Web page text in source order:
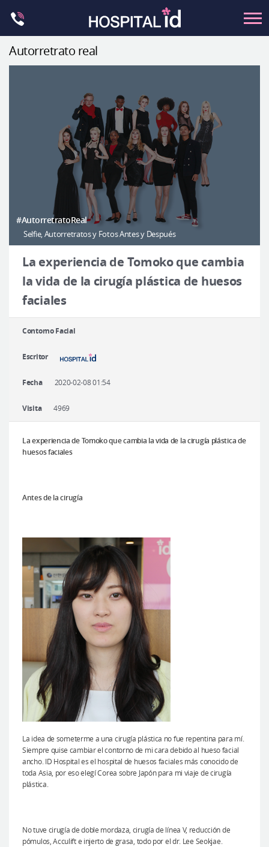
content
Anti-envejecimiento
Contorno del cuerpo
Let Me In
Introducción del hospital
Cirugía plástica segura
Consulta en línea
Antes y después
Autorretrato real
#AutorretratoReal
Selfie, Autorretratos y Fotos Antes y Después
La experiencia de Tomoko que cambia
la vida de la cirugía plástica de huesos
faciales
Contorno Facial
Escritor
Fecha 2020-02-08 01:54
Visita 4969
La experiencia de Tomoko que cambia la vida de la cirugía plástica de
huesos faciales
Antes de la cirugía
La idea de someterme a una cirugía plástica no fue repentina para mí.
Siempre quise cambiar el contorno de mi cara debido al hueso facial
ancho. ID Hospital es el hospital de huesos faciales más conocido de
toda Asia, por eso elegí Corea sobre Japón para mi viaje de cirugía
plástica.
No tuve cirugía de doble mordaza, cirugía de línea V, reducción de
pómulos, Acculift e injerto de grasa, todo por el dr. Lee Seokjae.